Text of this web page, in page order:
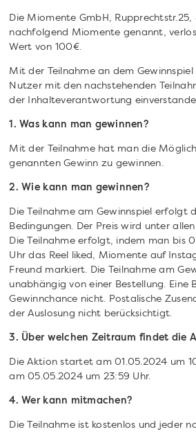
Die Miomente GmbH,
nachfolgend Miomente genannt,
Wert von 100€.
Mit der Teilnahme an dem
Nutzer mit den nachstehenden
der Inhalteverantwortung
1. Was kann man gewinnen?
Mit der Teilnahme hat man die
genannten Gewinn zu gewinnen.
2. Wie kann man gewinnen?
Die Teilnahme am Gewinnspiel erfolgt
Bedingungen. Der Preis wird unter
Die Teilnahme erfolgt, indem man bis
Uhr das Reel liked, Miomente auf
Freund markiert. Die Teilnahme am
unabhängig von einer Bestellung. Eine
Gewinnchance nicht. Postalische
der Auslosung nicht berücksichtigt.
3. Über welchen Zeitraum findet die
Die Aktion startet am 01.05.2024 um
am 05.05.2024 um 23:59 Uhr.
4. Wer kann mitmachen?
Die Teilnahme ist kostenlos und jeder